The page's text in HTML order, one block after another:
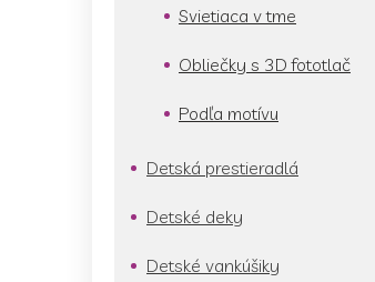
Svietiaca v tme
Obliečky s 3D fototlač
Podľa motívu
Detská prestieradlá
Detské deky
Detské vankúšiky